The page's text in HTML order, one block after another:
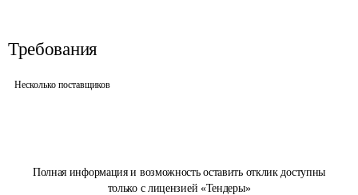
Полная информация и возможность оставить отклик доступны
только с лицензией «Тендеры»
Требования
Несколько поставщиков